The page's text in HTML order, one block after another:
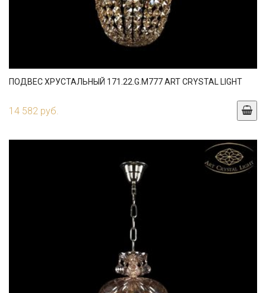
ПОДВЕС ХРУСТАЛЬНЫЙ 171.22.G.M777 ART CRYSTAL LIGHT
14 582 руб.